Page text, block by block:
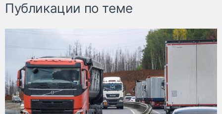
Публикации по теме